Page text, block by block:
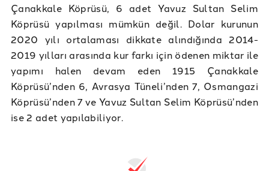
Çanakkale Köprüsü, 6 adet Yavuz Sultan Selim
Köprüsü yapılması mümkün değil. Dolar kurunun
2020 yılı ortalaması dikkate alındığında 2014-
2019 yılları arasında kur farkı için ödenen miktar ile
yapımı halen devam eden 1915 Çanakkale
Köprüsü’nden 6, Avrasya Tüneli’nden 7, Osmangazi
Köprüsü’nden 7 ve Yavuz Sultan Selim Köprüsü’nden
ise 2 adet yapılabiliyor.